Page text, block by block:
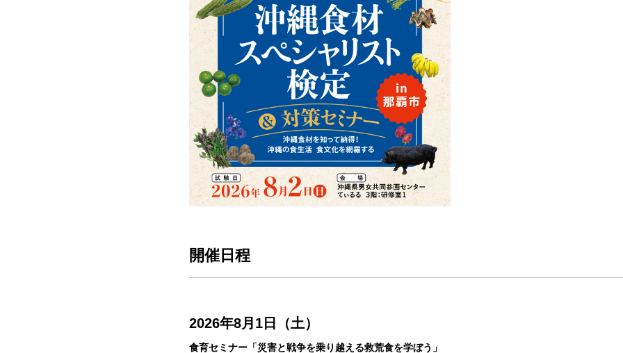
開催日程
2026年8月1日（土）
食育セミナー「災害と戦争を乗り越える救荒食を学ぼう」